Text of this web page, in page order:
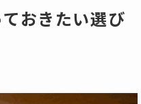
おきたい選び